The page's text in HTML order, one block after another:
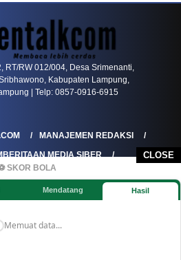
CLOSE
SKOR BOLA
Mendatang Hasil
Memuat data...
Blackjack Masih Menjadi Pilihan
RT/RW 012/004, Desa Srimenanti,
Kabupaten Lampung,
| Telp: 0857-0916-6915
MANAJEMEN REDAKSI
MEDIA SIBER
KEBIJAKAN IKLAN / ADVERTORIAL